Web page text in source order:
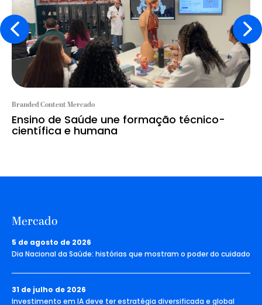
Branded Content Mercado
Ensino de Saúde une formação técnico-
científica e humana
Mercado
5 de agosto de 2026
Dia Nacional da Saúde: histórias que mostram o poder do cuidado
31 de julho de 2026
Investimento em IA deve ter estratégia diversificada e global